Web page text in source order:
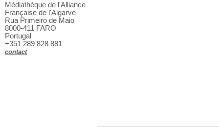
Médiathèque de l'Alliance
Française de l'Algarve
Rua Primeiro de Maio
8000-411 FARO
Portugal
+351 289 828 881
contact